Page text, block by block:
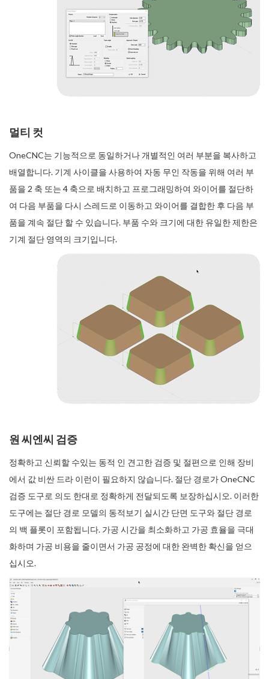
멀티 컷
OneCNC는 기능적으로 동일하거나 개별적인 여러 부분을 복사하고
배열합니다. 기계 사이클을 사용하여 자동 무인 작동을 위해 여러 부
품을 2 축 또는 4 축으로 배치하고 프로그래밍하여 와이어를 절단하
여 다음 부품을 다시 스레드로 이동하고 와이어를 결합한 후 다음 부
품을 계속 절단 할 수 있습니다. 부품 수와 크기에 대한 유일한 제한은
기계 절단 영역의 크기입니다.
원 씨엔씨 검증
정확하고 신뢰할 수있는 동적 인 견고한 검증 및 절편으로 인해 장비
에서 값 비싼 드라 이런이 필요하지 않습니다. 절단 경로가 OneCNC
검증 도구로 의도 한대로 정확하게 전달되도록 보장하십시오. 이러한
도구에는 절단 경로 모델의 동적보기 실시간 단면 도구와 절단 경로
의 백 플롯이 포함됩니다. 가공 시간을 최소화하고 가공 효율을 극대
화하며 가공 비용을 줄이면서 가공 공정에 대한 완벽한 확신을 얻으
십시오.